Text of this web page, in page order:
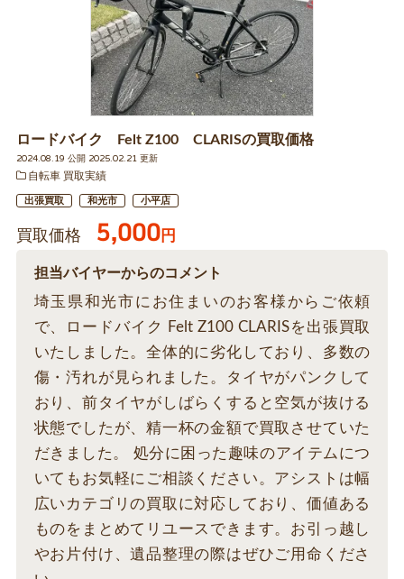
ロードバイク Felt Z100 CLARISの買取価格
2024.08.19 公開 2025.02.21 更新
自転車 買取実績
出張買取 和光市 小平店
買取価格 5,000円
担当バイヤーからのコメント
埼玉県和光市にお住まいのお客様からご依頼
で、ロードバイク Felt Z100 CLARISを出張買取
いたしました。全体的に劣化しており、多数の
傷・汚れが見られました。タイヤがパンクして
おり、前タイヤがしばらくすると空気が抜ける
状態でしたが、精一杯の金額で買取させていた
だきました。 処分に困った趣味のアイテムにつ
いてもお気軽にご相談ください。アシストは幅
広いカテゴリの買取に対応しており、価値ある
ものをまとめてリユースできます。お引っ越し
やお片付け、遺品整理の際はぜひご用命くださ